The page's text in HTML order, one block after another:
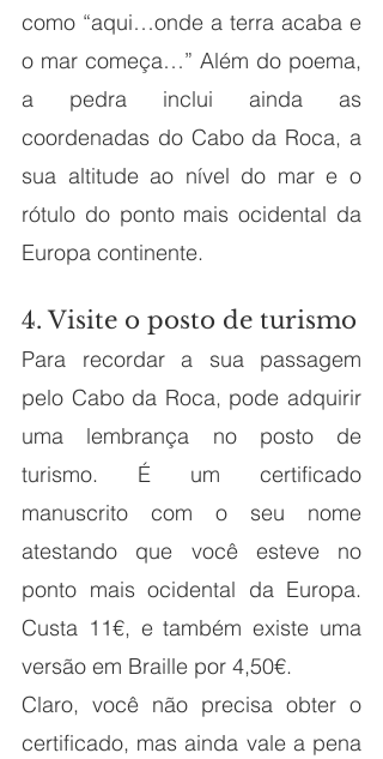
como “aqui…onde a terra acaba e
o mar começa…” Além do poema,
a pedra inclui ainda as
coordenadas do Cabo da Roca, a
sua altitude ao nível do mar e o
rótulo do ponto mais ocidental da
Europa continente.
4. Visite o posto de turismo
Para recordar a sua passagem
pelo Cabo da Roca, pode adquirir
uma lembrança no posto de
turismo. É um certificado
manuscrito com o seu nome
atestando que você esteve no
ponto mais ocidental da Europa.
Custa 11€, e também existe uma
versão em Braille por 4,50€.
Claro, você não precisa obter o
certificado, mas ainda vale a pena